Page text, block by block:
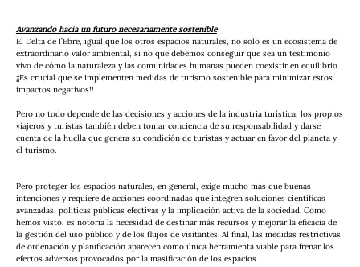
Avanzando hacia un futuro necesariamente sostenible
El Delta de l’Ebre, igual que los otros espacios naturales, no solo es un ecosistema de
extraordinario valor ambiental, si no que debemos conseguir que sea un testimonio
vivo de cómo la naturaleza y las comunidades humanas pueden coexistir en equilibrio.
¡¡Es crucial que se implementen medidas de turismo sostenible para minimizar estos
impactos negativos!!
Pero no todo depende de las decisiones y acciones de la industria turística, los propios
viajeros y turistas también deben tomar conciencia de su responsabilidad y darse
cuenta de la huella que genera su condición de turistas y actuar en favor del planeta y
el turismo.
Pero proteger los espacios naturales, en general, exige mucho más que buenas
intenciones y requiere de acciones coordinadas que integren soluciones científicas
avanzadas, políticas públicas efectivas y la implicación activa de la sociedad. Como
hemos visto, es notoria la necesidad de destinar más recursos y mejorar la eficacia de
la gestión del uso público y de los flujos de visitantes. Al final, las medidas restrictivas
de ordenación y planificación aparecen como única herramienta viable para frenar los
efectos adversos provocados por la masificación de los espacios.